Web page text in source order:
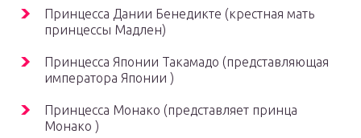
Принцесса Дании Бенедикте (крестная мать
принцессы Мадлен)
Принцесса Японии Такамадо (представляющая
императора Японии )
Принцесса Монако (представляет принца
Монако )